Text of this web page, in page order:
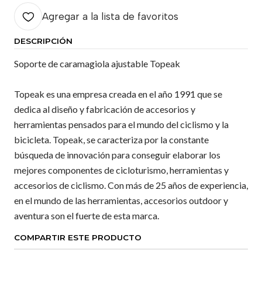
Agregar a la lista de favoritos
DESCRIPCIÓN
Soporte de caramagiola ajustable Topeak
Topeak es una empresa creada en el año 1991 que se
dedica al diseño y fabricación de accesorios y
herramientas pensados para el mundo del ciclismo y la
bicicleta. Topeak, se caracteriza por la constante
búsqueda de innovación para conseguir elaborar los
mejores componentes de cicloturismo, herramientas y
accesorios de ciclismo. Con más de 25 años de experiencia,
en el mundo de las herramientas, accesorios outdoor y
aventura son el fuerte de esta marca.
COMPARTIR ESTE PRODUCTO